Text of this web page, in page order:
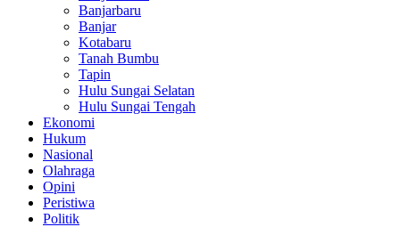
Banjarbaru
Banjar
Kotabaru
Tanah Bumbu
Tapin
Hulu Sungai Selatan
Hulu Sungai Tengah
Ekonomi
Hukum
Nasional
Olahraga
Opini
Peristiwa
Politik